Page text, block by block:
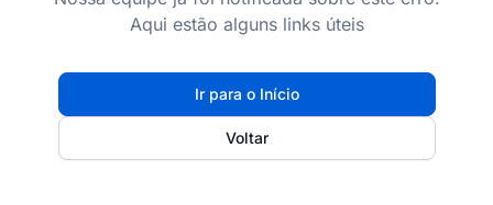
Aqui estão alguns links úteis
Ir para o Início
Voltar